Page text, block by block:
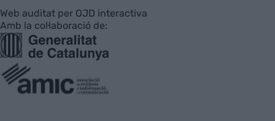
Web auditat per OJD interactiva
Amb la col·laboració de: